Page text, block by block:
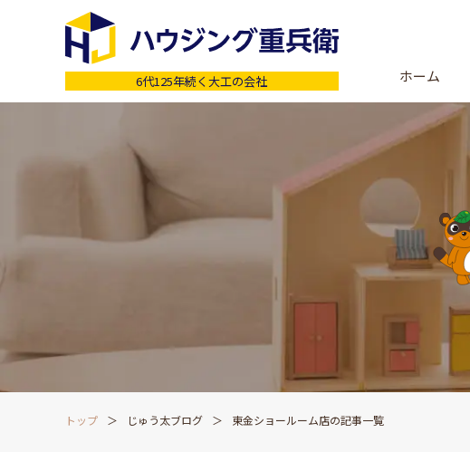
6代125年続く大工の会社 ホーム
トップ じゅう太ブログ 東金ショールーム店の記事一覧